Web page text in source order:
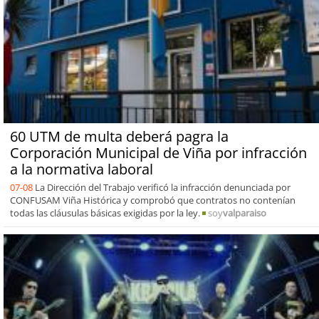
60 UTM de multa deberá pagra la
Corporación Municipal de Viña por infracción
a la normativa laboral
07-08 La Dirección del Trabajo verificó la infracción denunciada por
CONFUSAM Viña Histórica y comprobó que contratos no contenían
todas las cláusulas básicas exigidas por la ley.
soyvalparaiso